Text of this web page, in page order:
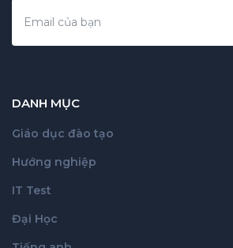
DANH MỤC
Giáo dục đào tạo
Hướng nghiệp
IT Test
Đại Học